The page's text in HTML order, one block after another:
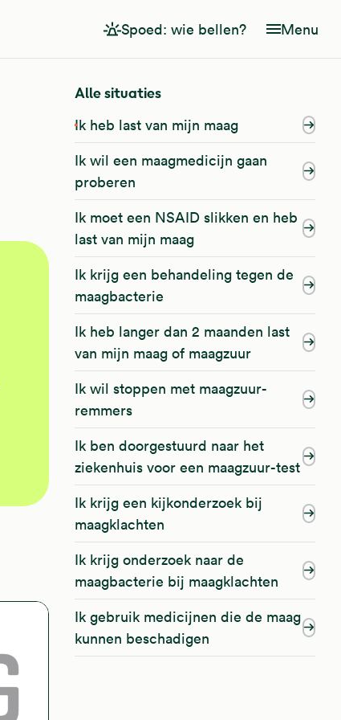
Spoed: wie bellen? Menu
Alle situaties
Ik heb last van mijn maag
Ik wil een maagmedicijn gaan
proberen
Ik moet een NSAID slikken en heb
last van mijn maag
Ik krijg een behandeling tegen de
maagbacterie
Ik heb langer dan 2 maanden last
van mijn maag of maagzuur
Ik wil stoppen met maagzuur-
remmers
Ik ben doorgestuurd naar het
ziekenhuis voor een maagzuur-test
Ik krijg een kijkonderzoek bij
maagklachten
Ik krijg onderzoek naar de
maagbacterie bij maagklachten
Ik gebruik medicijnen die de maag
kunnen beschadigen